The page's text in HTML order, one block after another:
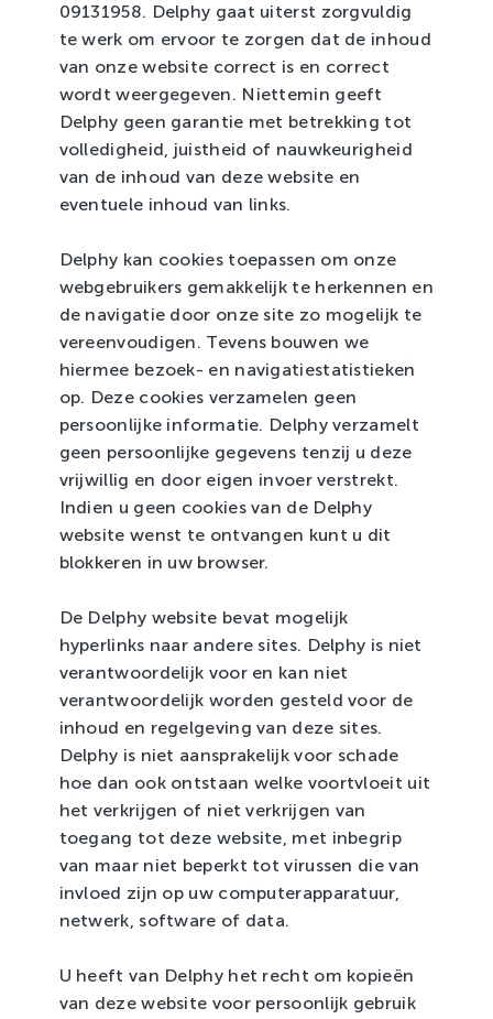
09131958. Delphy gaat uiterst zorgvuldig
te werk om ervoor te zorgen dat de inhoud
van onze website correct is en correct
wordt weergegeven. Niettemin geeft
Delphy geen garantie met betrekking tot
volledigheid, juistheid of nauwkeurigheid
van de inhoud van deze website en
eventuele inhoud van links.
Delphy kan cookies toepassen om onze
webgebruikers gemakkelijk te herkennen en
de navigatie door onze site zo mogelijk te
vereenvoudigen. Tevens bouwen we
hiermee bezoek- en navigatiestatistieken
op. Deze cookies verzamelen geen
persoonlijke informatie. Delphy verzamelt
geen persoonlijke gegevens tenzij u deze
vrijwillig en door eigen invoer verstrekt.
Indien u geen cookies van de Delphy
website wenst te ontvangen kunt u dit
blokkeren in uw browser.
De Delphy website bevat mogelijk
hyperlinks naar andere sites. Delphy is niet
verantwoordelijk voor en kan niet
verantwoordelijk worden gesteld voor de
inhoud en regelgeving van deze sites.
Delphy is niet aansprakelijk voor schade
hoe dan ook ontstaan welke voortvloeit uit
het verkrijgen of niet verkrijgen van
toegang tot deze website, met inbegrip
van maar niet beperkt tot virussen die van
invloed zijn op uw computerapparatuur,
netwerk, software of data.
U heeft van Delphy het recht om kopieën
van deze website voor persoonlijk gebruik